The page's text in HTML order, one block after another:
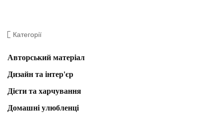
Категорії
Авторський матеріал
Дизайн та інтер'єр
Дієти та харчування
Домашні улюбленці